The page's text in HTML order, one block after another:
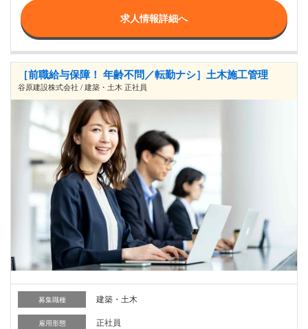
求人情報詳細へ
［前職給与保障！ 年齢不問／転勤ナシ］土木施工管理
谷原建設株式会社 / 建築・土木 正社員
募集職種 建築・土木
雇用形態 正社員